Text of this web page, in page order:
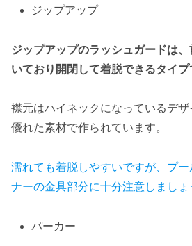
ジップアップ
ジップアップのラッシュガードは
いており開閉して着脱できるタイプ
襟元はハイネックになっているデ
優れた素材で作られています。
濡れても着脱しやすいですが、プ
ナーの金具部分に十分注意しましょ
パーカー